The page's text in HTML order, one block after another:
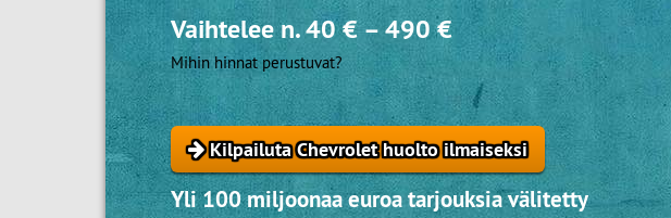
Vaihtelee n.40 €–490 €
Mihin hinnat perustuvat?
Kilpailuta Chevrolet huolto ilmaiseksi
Yli 100 miljoonaa euroa tarjouksia välitetty